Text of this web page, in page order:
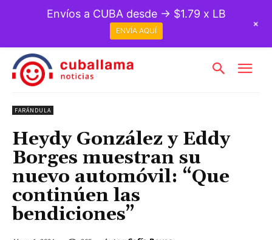
FARÁNDULA
Heydy González y Eddy
Borges muestran su
nuevo automóvil: “Que
continúen las
bendiciones”
Envíos a CUBA desde → $1.79 x LB
ENVÍA AQUÍ
+